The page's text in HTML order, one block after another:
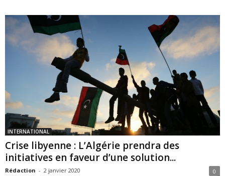
INTERNATIONAL
Crise libyenne : L’Algérie prendra des
initiatives en faveur d’une solution...
Rédaction - 2 janvier 2020 0